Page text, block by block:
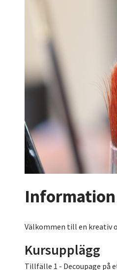
Information
Välkommen till en kreativ
Kursupplägg
Tillfälle 1 - Decoupage